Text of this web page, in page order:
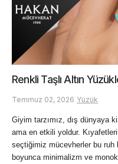
Renkli Taşlı Altın
Temmuz 02, 2026 Yüzük
Giyim tarzımız, dış dünyaya
ama en etkili yoldur.
seçtiğimiz mücevherler bu ruh
boyunca minimalizm ve